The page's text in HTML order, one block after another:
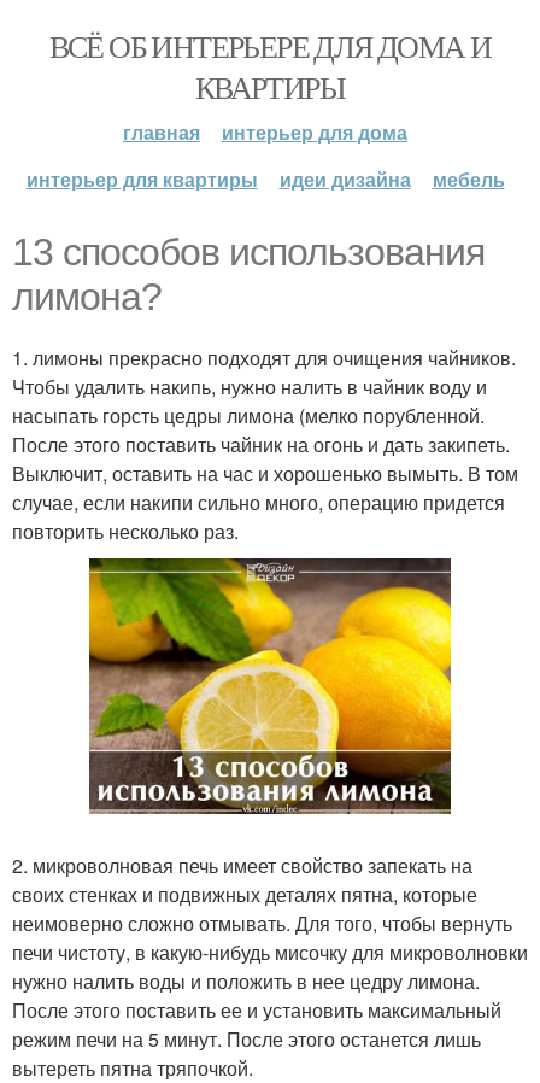
ВСЁ ОБ ИНТЕРЬЕРЕ ДЛЯ ДОМА И
КВАРТИРЫ
главная
интерьер для дома
интерьер для квартиры
идеи дизайна мебель
13 способов использования
лимона?
1. лимоны прекрасно подходят для очищения чайников.
Чтобы удалить накипь, нужно налить в чайник воду и
насыпать горсть цедры лимона (мелко порубленной.
После этого поставить чайник на огонь и дать закипеть.
Выключит, оставить на час и хорошенько вымыть. В том
случае, если накипи сильно много, операцию придется
повторить несколько раз.
2. микроволновая печь имеет свойство запекать на
своих стенках и подвижных деталях пятна, которые
неимоверно сложно отмывать. Для того, чтобы вернуть
печи чистоту, в какую-нибудь мисочку для микроволновки
нужно налить воды и положить в нее цедру лимона.
После этого поставить ее и установить максимальный
режим печи на 5 минут. После этого останется лишь
вытереть пятна тряпочкой.